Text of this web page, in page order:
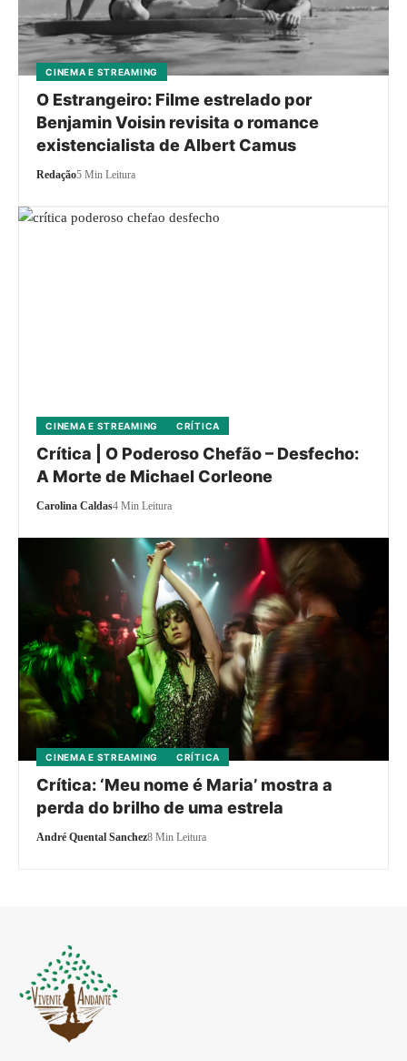
CINEMA E STREAMING
O Estrangeiro: Filme estrelado por
Benjamin Voisin revisita o romance
existencialista de Albert Camus
Redação5 Min Leitura
CINEMA E STREAMING CRÍTICA
Crítica | O Poderoso Chefão – Desfecho:
A Morte de Michael Corleone
Carolina Caldas4 Min Leitura
CINEMA E STREAMING CRÍTICA
Crítica: ‘Meu nome é Maria’ mostra a
perda do brilho de uma estrela
André Quental Sanchez8 Min Leitura